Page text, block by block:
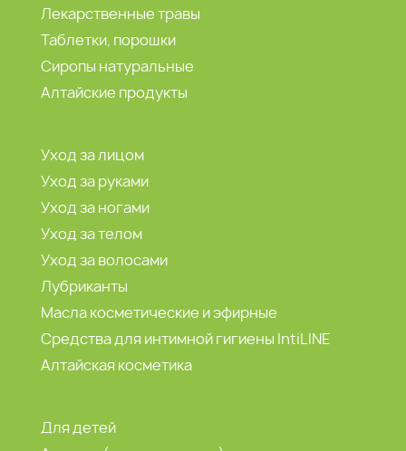
Лекарственные травы
Таблетки, порошки
Сиропы натуральные
Алтайские продукты
Уход за лицом
Уход за руками
Уход за ногами
Уход за телом
Уход за волосами
Лубриканты
Масла косметические и эфирные
Средства для интимной гигиены IntiLINE
Алтайская косметика
Для детей